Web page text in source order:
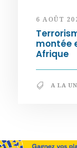
6 AOÛT
montée
Afrique
A LA